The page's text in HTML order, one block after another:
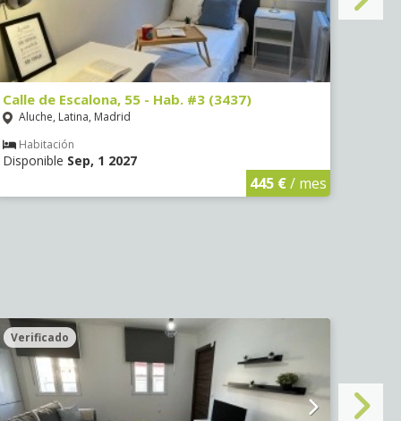
Calle de Escalona, 55 - Hab. #3 (3437)
Aluche, Latina, Madrid
Habitación
Disponible Sep, 1 2027
445 €/ mes
Verificado